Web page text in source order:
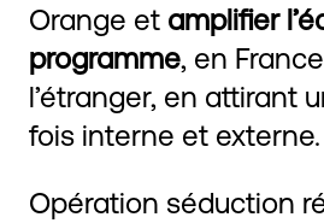
Orange et amplifier
programme, en
l’étranger, en attirant
fois interne et externe.
Opération séduction